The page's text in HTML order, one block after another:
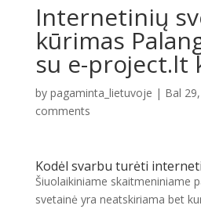
Internetinių
kūrimas
su e-project.lt
by pagaminta_lietuvoje | Bal
comments
Kodėl svarbu turėti
Šiuolaikiniame skaitmeniniame
svetainė yra neatskiriama bet